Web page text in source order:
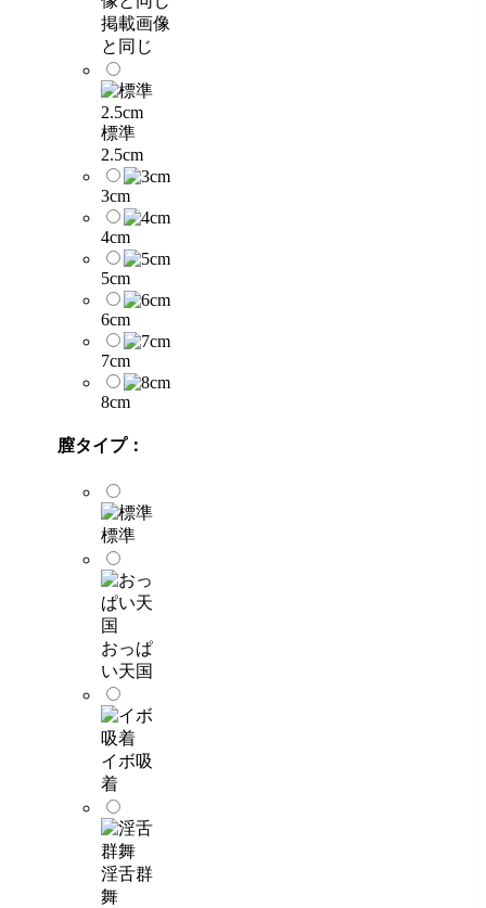
掲載画像
と同じ
標準
2.5cm
3cm
4cm
5cm
6cm
7cm
8cm
膣タイプ：
標準
おっぱ
い天国
イボ吸
着
淫舌群
舞